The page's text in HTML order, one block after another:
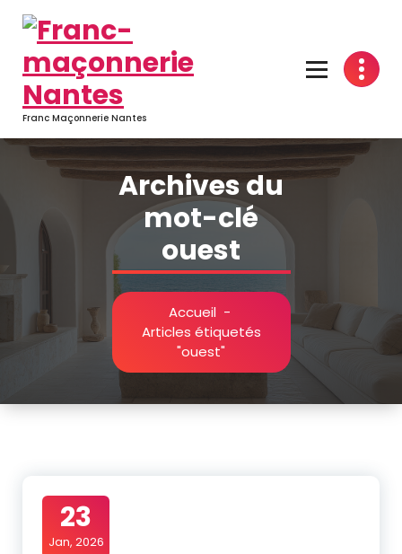
contenu
Franc Maçonnerie Nantes
Archives du
mot-clé
ouest
Accueil-
Articles étiquetés
"ouest"
23
Jan, 2026